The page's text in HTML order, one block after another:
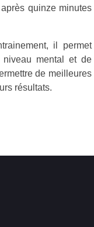
quinze minutes
il permet
mental et de
de meilleures
résultats.